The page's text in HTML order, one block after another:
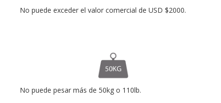
No puede exceder el valor comercial de USD $2000.
No puede pesar más de 50kg o 110lb.